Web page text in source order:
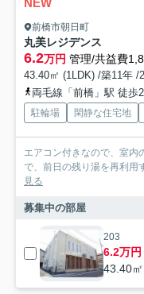
NEW
前橋市朝日町
丸美レジデンス
6.2万円 管理/共益費
43.40㎡ (1LDK) /築11年 /
両毛線「前橋」駅 徒歩
駐輪場 閑静な住宅地
エアコン付きなので、室内
で、前日の残り湯を再利用
見る
募集中の部屋
203
6.2万円
43.40